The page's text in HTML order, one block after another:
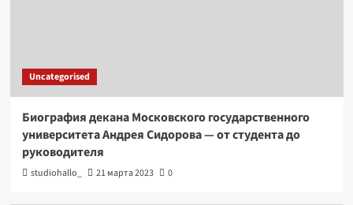
Uncategorised
Биография декана Московского государственного
университета Андрея Сидорова — от студента до
руководителя
studiohallo_ 21 марта 2023 0